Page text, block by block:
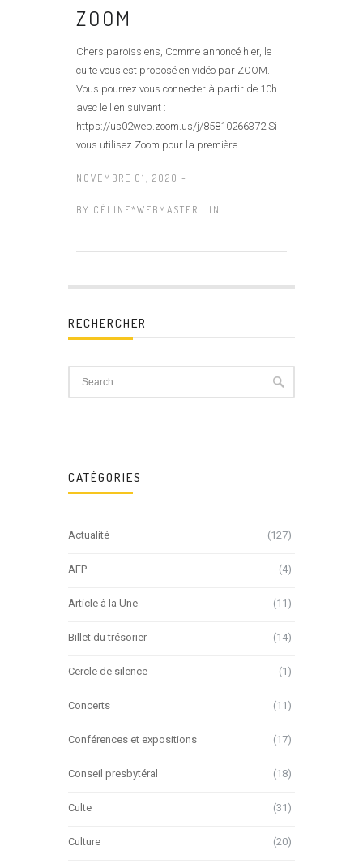
ZOOM
Chers paroissiens, Comme annoncé hier, le
culte vous est proposé en vidéo par ZOOM.
Vous pourrez vous connecter à partir de 10h
avec le lien suivant :
https://us02web.zoom.us/j/85810266372 Si
vous utilisez Zoom pour la première...
NOVEMBRE 01, 2020 -
BY CÉLINE*WEBMASTER IN
RECHERCHER
CATÉGORIES
Actualité (127)
AFP (4)
Article à la Une (11)
Billet du trésorier (14)
Cercle de silence (1)
Concerts (11)
Conférences et expositions (17)
Conseil presbytéral (18)
Culte (31)
Culture (20)